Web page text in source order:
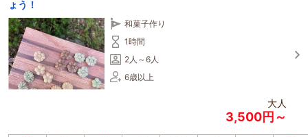
ょう！
和菓子作り
1時間
2人～6人
6歳以上
大人
3,500円～